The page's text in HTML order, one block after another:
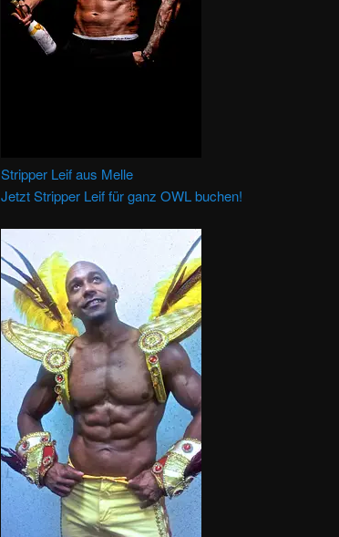
Stripper Leif aus Melle
Jetzt Stripper Leif für ganz OWL buchen!